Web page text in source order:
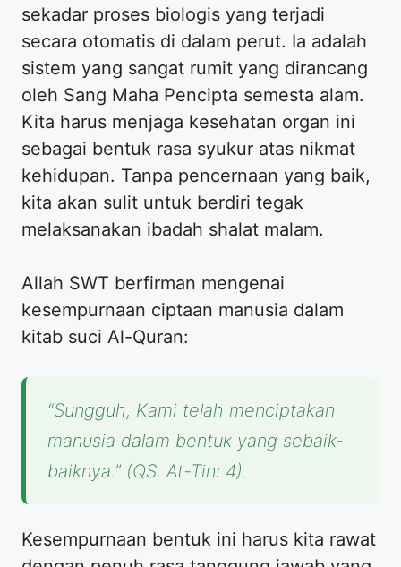
sekadar proses biologis yang terjadi
secara otomatis di dalam perut. Ia adalah
sistem yang sangat rumit yang dirancang
oleh Sang Maha Pencipta semesta alam.
Kita harus menjaga kesehatan organ ini
sebagai bentuk rasa syukur atas nikmat
kehidupan. Tanpa pencernaan yang baik,
kita akan sulit untuk berdiri tegak
melaksanakan ibadah shalat malam.
Allah SWT berfirman mengenai
kesempurnaan ciptaan manusia dalam
kitab suci Al-Quran:
“Sungguh, Kami telah menciptakan
manusia dalam bentuk yang sebaik-
baiknya.” (QS. At-Tin: 4).
Kesempurnaan bentuk ini harus kita rawat